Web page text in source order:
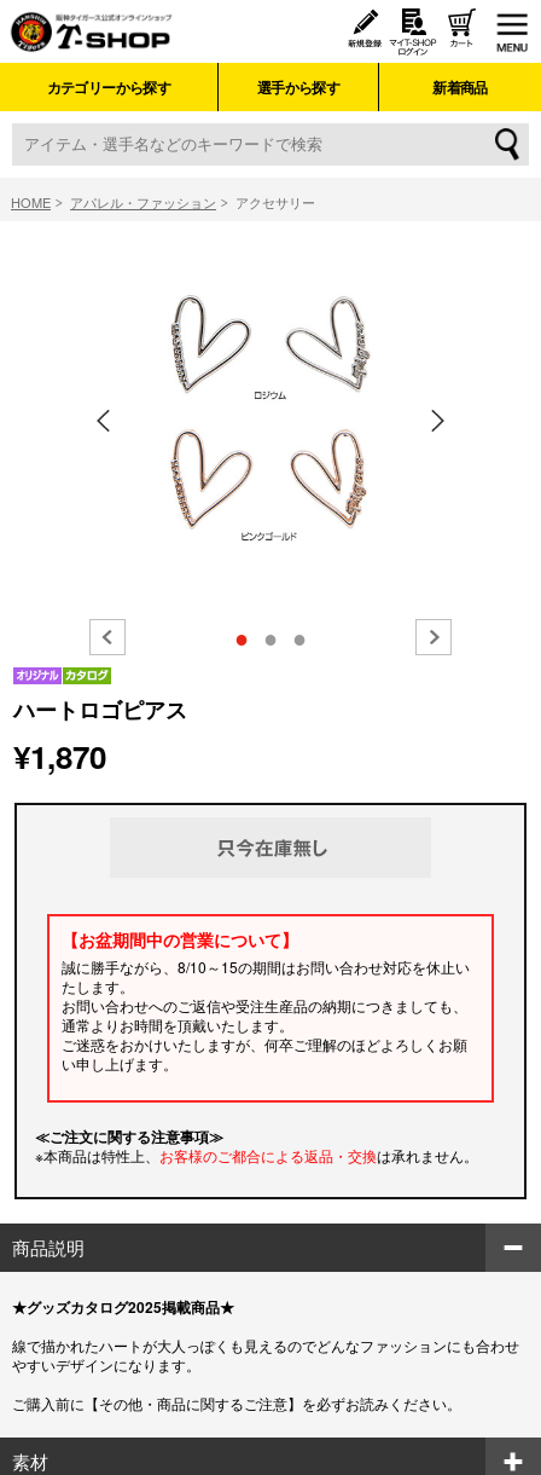
カテゴリーから探す 選手から探す 新着商品
HOME アパレル・ファッション アクセサリー
● ● ●
ハートロゴピアス
¥1,870
【お盆期間中の営業について】
誠に勝手ながら、8/10～15の期間はお問い合わせ対応を休止い
たします。
お問い合わせへのご返信や受注生産品の納期につきましても、
通常よりお時間を頂戴いたします。
ご迷惑をおかけいたしますが、何卒ご理解のほどよろしくお願
い申し上げます。
≪ご注文に関する注意事項≫
※本商品は特性上、 お客様のご都合による返品・交換は承れません。
商品説明
★グッズカタログ2025掲載商品★
線で描かれたハートが大人っぽくも見えるのでどんなファッションにも合わせ
やすいデザインになります。
ご購入前に【その他・商品に関するご注意】を必ずお読みください。
素材